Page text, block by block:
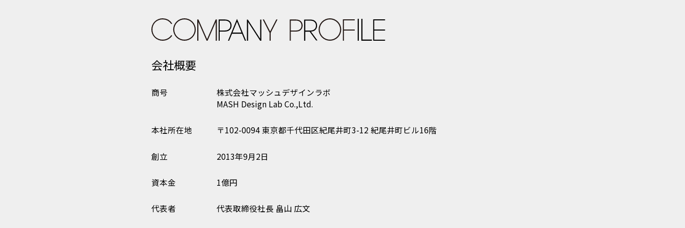
会社概要
商号
株式会社マッシュデザインラボ
MASH Design Lab Co.,Ltd.
本社所在地 〒102-0094 東京都千代田区紀尾井町3-12紀尾井町ビル16階
創立 2013年9月2日
資本金 1億円
代表者 代表取締役社長 畠山 広文